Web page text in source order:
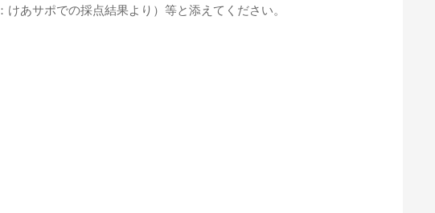
あサポでの採点結果より）等と添えてください。